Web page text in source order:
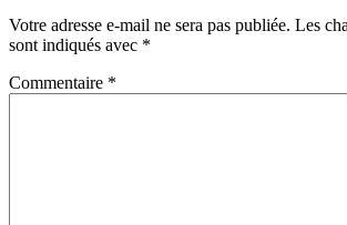
Votre adresse e-mail ne sera pas publiée. Les
sont indiqués avec *
Commentaire *